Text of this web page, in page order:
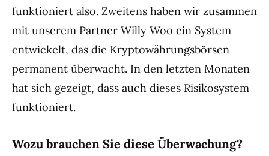
funktioniert also. Zweitens haben wir zusammen
mit unserem Partner Willy Woo ein System
entwickelt, das die Kryptowährungsbörsen
permanent überwacht. In den letzten Monaten
hat sich gezeigt, dass auch dieses Risikosystem
funktioniert.
Wozu brauchen Sie diese Überwachung?